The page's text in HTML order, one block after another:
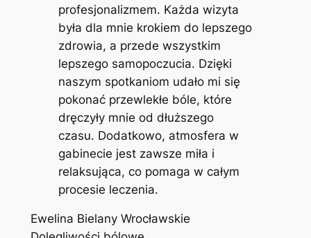
profesjonalizmem. Każda wizyta
była dla mnie krokiem do lepszego
zdrowia, a przede wszystkim
lepszego samopoczucia. Dzięki
naszym spotkaniom udało mi się
pokonać przewlekłe bóle, które
dręczyły mnie od dłuższego
czasu. Dodatkowo, atmosfera w
gabinecie jest zawsze miła i
relaksująca, co pomaga w całym
procesie leczenia.
Ewelina Bielany Wrocławskie